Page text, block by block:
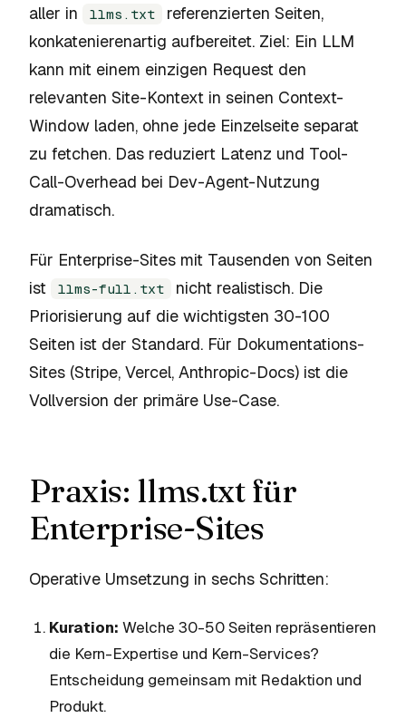
aller in
llms.txt
referenzierten Seiten,
konkatenierenartig aufbereitet. Ziel: Ein LLM
kann mit einem einzigen Request den
relevanten Site-Kontext in seinen Context-
Window laden, ohne jede Einzelseite separat
zu fetchen. Das reduziert Latenz und Tool-
Call-Overhead bei Dev-Agent-Nutzung
dramatisch.
Für Enterprise-Sites mit Tausenden von Seiten
ist
llms-full.txt
nicht realistisch. Die
Priorisierung auf die wichtigsten 30-100
Seiten ist der Standard. Für Dokumentations-
Sites (Stripe, Vercel, Anthropic-Docs) ist die
Vollversion der primäre Use-Case.
Praxis: llms.txt für
Enterprise-Sites
Operative Umsetzung in sechs Schritten:
Kuration: Welche 30-50 Seiten repräsentieren
die Kern-Expertise und Kern-Services?
Entscheidung gemeinsam mit Redaktion und
Produkt.